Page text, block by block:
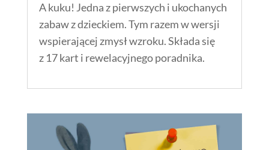
A kuku! Jedna z pierwszych i ukochanych
zabaw z dzieckiem. Tym razem w wersji
wspierającej zmysł wzroku. Składa się
z 17 kart i rewelacyjnego poradnika.